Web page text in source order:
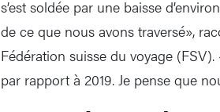
s’est soldée par une baisse
de ce que nous avons traversé»,
Fédération suisse du voyage
par rapport à 2019. Je pense que